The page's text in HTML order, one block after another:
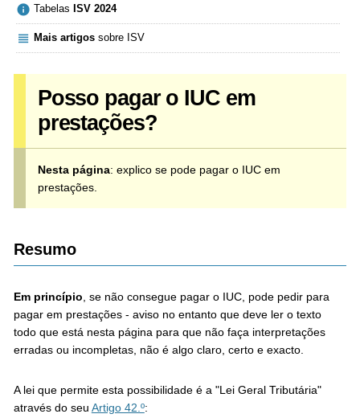
 Tabelas ISV 2024
 Mais artigossobre ISV
Posso pagar o IUC em
prestações?
Nesta página: explico se pode pagar o IUC em
prestações.
Resumo
Em princípio , se não consegue pagar o IUC, pode pedir para
pagar em prestações - aviso no entanto que deve ler o texto
todo que está nesta página para que não faça interpretações
erradas ou incompletas, não é algo claro, certo e exacto.
A lei que permite esta possibilidade é a "Lei Geral Tributária"
através do seu Artigo 42.º: